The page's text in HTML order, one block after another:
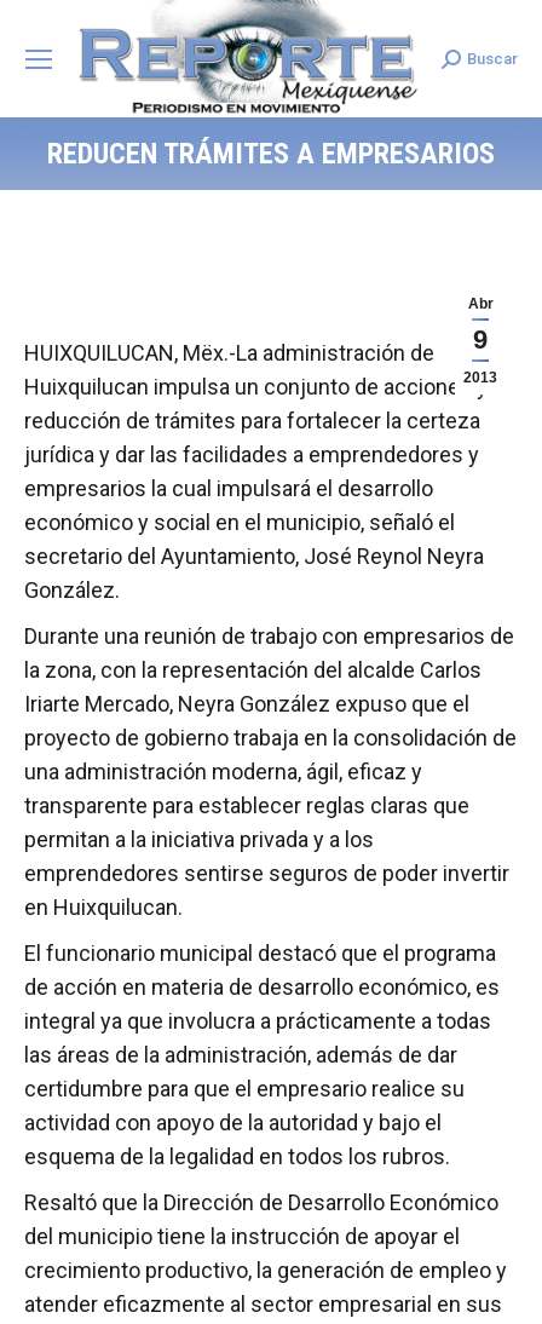
Search:
Buscar
REDUCEN TRÁMITES A EMPRESARIOS
Abr
9
2013
HUIXQUILUCAN, Mëx.-La administración de
Huixquilucan impulsa un conjunto de acciones y
reducción de trámites para fortalecer la certeza
jurídica y dar las facilidades a emprendedores y
empresarios la cual impulsará el desarrollo
económico y social en el municipio, señaló el
secretario del Ayuntamiento, José Reynol Neyra
González.
Durante una reunión de trabajo con empresarios de
la zona, con la representación del alcalde Carlos
Iriarte Mercado, Neyra González expuso que el
proyecto de gobierno trabaja en la consolidación de
una administración moderna, ágil, eficaz y
transparente para establecer reglas claras que
permitan a la iniciativa privada y a los
emprendedores sentirse seguros de poder invertir
en Huixquilucan.
El funcionario municipal destacó que el programa
de acción en materia de desarrollo económico, es
integral ya que involucra a prácticamente a todas
las áreas de la administración, además de dar
certidumbre para que el empresario realice su
actividad con apoyo de la autoridad y bajo el
esquema de la legalidad en todos los rubros.
Resaltó que la Dirección de Desarrollo Económico
del municipio tiene la instrucción de apoyar el
crecimiento productivo, la generación de empleo y
atender eficazmente al sector empresarial en sus